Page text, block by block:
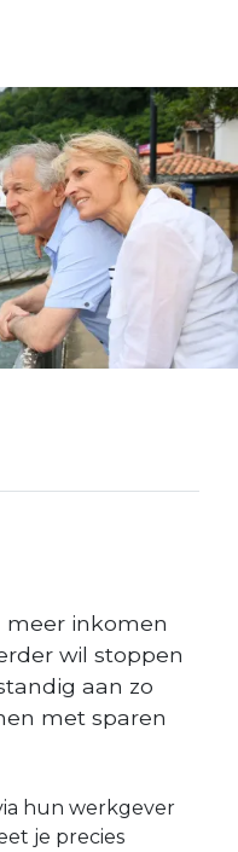
meer inkomen
wil stoppen
aan zo
met sparen
hun werkgever
je precies